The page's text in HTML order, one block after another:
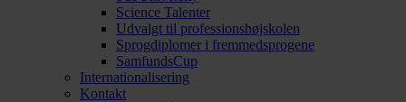
Science Talenter
Udvalgt til professionshøjskolen
Sprogdiplomer i fremmedsprogene
SamfundsCup
Internationalisering
Kontakt